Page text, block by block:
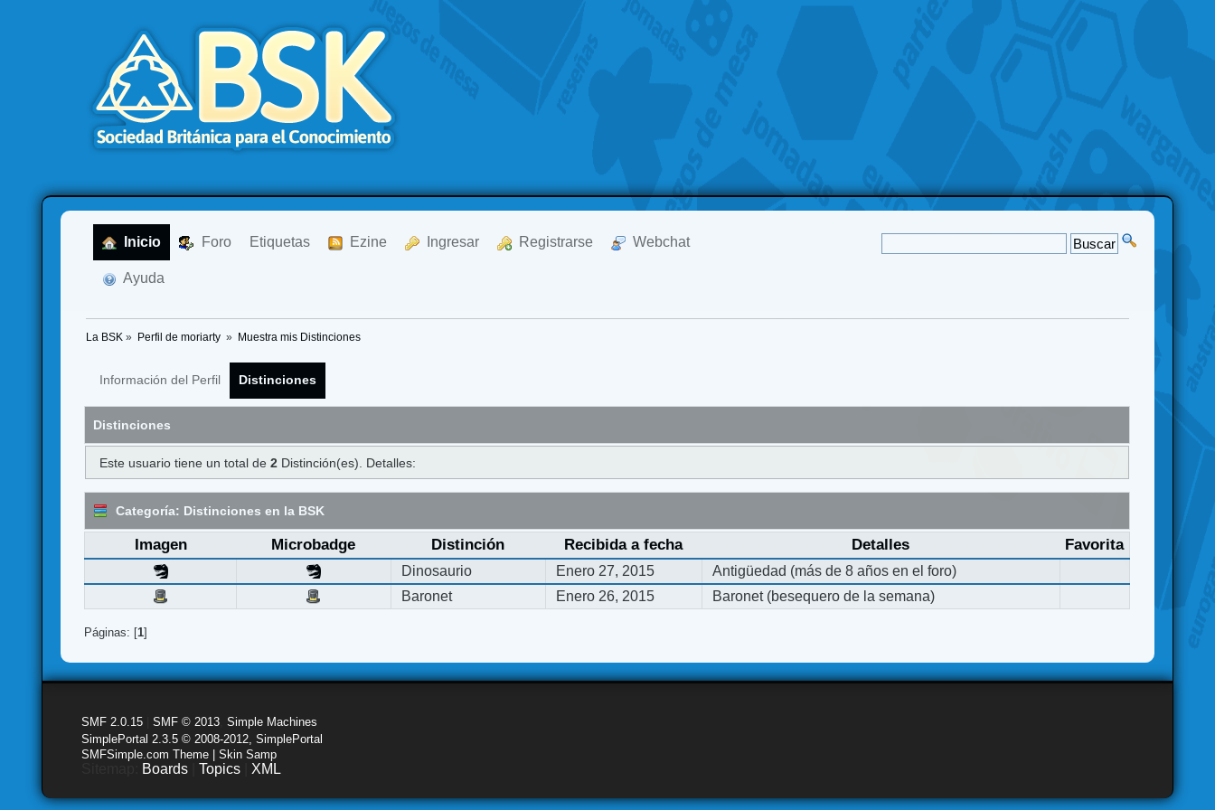
Inicio Foro Etiquetas Ezine Ingresar Registrarse Webchat
Ayuda
La BSK » Perfil de moriarty » Muestra mis Distinciones
Información del Perfil Distinciones
Distinciones
Este usuario tiene un total de 2Distinción(es). Detalles:
Categoría: Distinciones en la BSK
Imagen Microbadge Distinción Recibida a fecha Detalles Favorita
Dinosaurio Enero 27, 2015
Antigüedad (más de 8 años en el foro)
Baronet
Enero 26, 2015 Baronet (besequero de la semana)
Páginas: [1]
SMF 2.0.15 |SMF © 2013 ,Simple Machines
SimplePortal 2.3.5 © 2008-2012, SimplePortal
SMFSimple.com Theme | Skin Samp
Boards |Topics XML